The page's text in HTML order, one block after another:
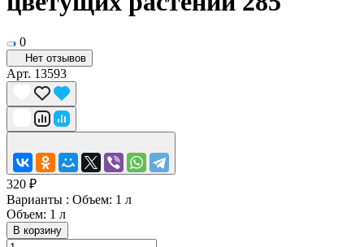
0
Нет отзывов
Арт. 13593
320 ₽
Варианты : Объем: 1 л
Объем: 1 л
В корзину